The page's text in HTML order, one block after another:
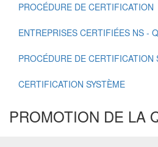
PROCÉDURE DE CERTIFICATION
ENTREPRISES CERTIFIÉES NS -
PROCÉDURE DE CERTIFICATION
CERTIFICATION SYSTÈME
PROMOTION DE LA